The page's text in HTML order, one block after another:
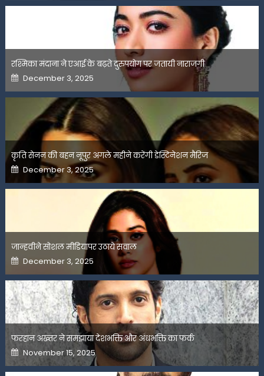
रश्मिका मंदाना ने एआई के बढ़ते दुरुपयोग पर जतायी नाराजगी
Posted
on
December 3, 2025
कृति सेनन की बहन नूपुर अगले महीने करेंगी डेस्टिनेशन मैरिज
Posted
on
December 3, 2025
जान्हवीने सोशल मीडियापर उठाये सवाल
Posted
on
December 3, 2025
फरहान अख्तर ने समझाया देशभक्ति और अंधभक्ति का फर्क
Posted
on
November 15, 2025